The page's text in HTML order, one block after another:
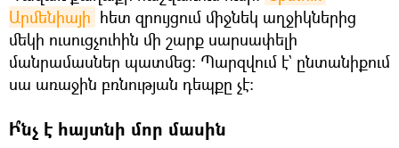
Արմենիայի հետ զրույցում միջնեկ աղջիկներից
մեկի ուսուցչուհին մի շարք սարսափելի
մանրամասներ պատմեց։ Պարզվում է` ընտանիքում
սա առաջին բռնության դեպքը չէ։
Ի՞նչ է հայտնի մոր մասին